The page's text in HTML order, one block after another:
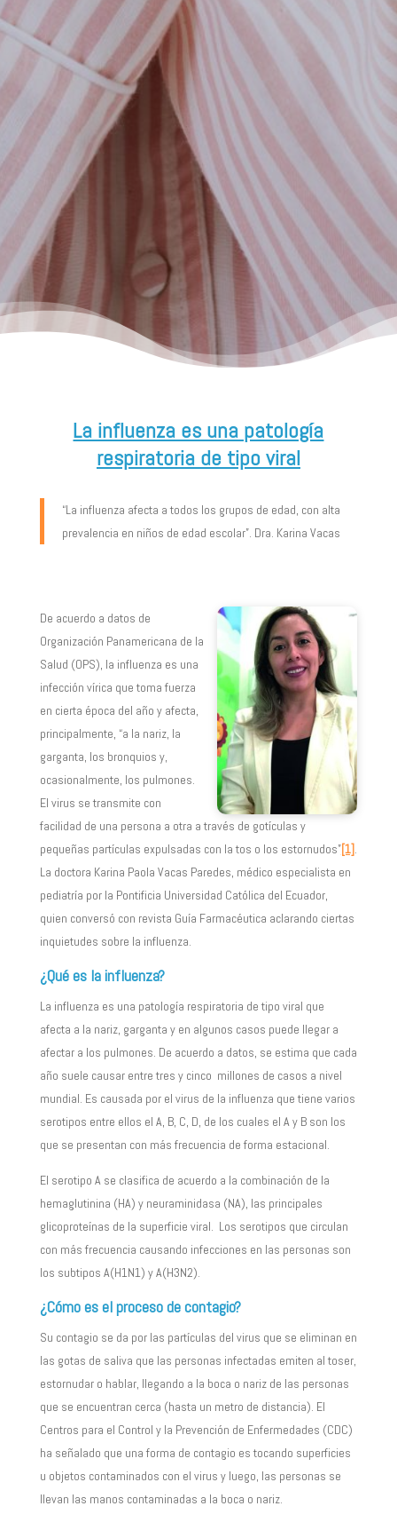
La influenza es una patología
respiratoria de tipo viral
“La influenza afecta a todos los grupos de edad, con alta
prevalencia en niños de edad escolar”. Dra. Karina Vacas
De acuerdo a datos de
Organización Panamericana de la
Salud (OPS), la influenza es una
infección vírica que toma fuerza
en cierta época del año y afecta,
principalmente, “a la nariz, la
garganta, los bronquios y,
ocasionalmente, los pulmones.
El virus se transmite con
facilidad de una persona a otra a través de gotículas y
pequeñas partículas expulsadas con la tos o los estornudos”[1].
La doctora Karina Paola Vacas Paredes, médico especialista en
pediatría por la Pontificia Universidad Católica del Ecuador,
quien conversó con revista Guía Farmacéutica aclarando ciertas
inquietudes sobre la influenza.
¿Qué es la influenza?
La influenza es una patología respiratoria de tipo viral que
afecta a la nariz, garganta y en algunos casos puede llegar a
afectar a los pulmones. De acuerdo a datos, se estima que cada
año suele causar entre tres y cinco millones de casos a nivel
mundial. Es causada por el virus de la influenza que tiene varios
serotipos entre ellos el A, B, C, D, de los cuales el A y B son los
que se presentan con más frecuencia de forma estacional.
El serotipo A se clasifica de acuerdo a la combinación de la
hemaglutinina (HA) y neuraminidasa (NA), las principales
glicoproteínas de la superficie viral. Los serotipos que circulan
con más frecuencia causando infecciones en las personas son
los subtipos A(H1N1) y A(H3N2).
¿Cómo es el proceso de contagio?
Su contagio se da por las partículas del virus que se eliminan en
las gotas de saliva que las personas infectadas emiten al toser,
estornudar o hablar, llegando a la boca o nariz de las personas
que se encuentran cerca (hasta un metro de distancia). El
Centros para el Control y la Prevención de Enfermedades (CDC)
ha señalado que una forma de contagio es tocando superficies
u objetos contaminados con el virus y luego, las personas se
llevan las manos contaminadas a la boca o nariz.